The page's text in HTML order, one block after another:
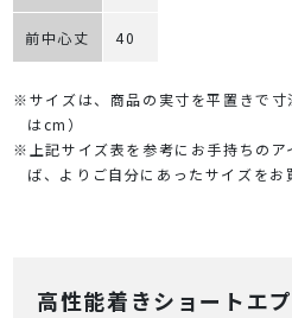
前中心丈 40
※サイズは、商品の実寸を平置きで寸
はcm）
※上記サイズ表を参考にお手持ちのア
ば、よりご自分にあったサイズをお
高性能着きショートエ